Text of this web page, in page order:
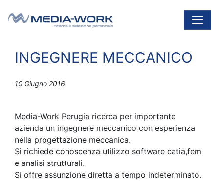
Navigazione principale
INGEGNERE MECCANICO
10 Giugno 2016
Media-Work Perugia ricerca per importante
azienda un ingegnere meccanico con esperienza
nella progettazione meccanica.
Si richiede conoscenza utilizzo software catia,fem
e analisi strutturali.
Si offre assunzione diretta a tempo indeterminato.